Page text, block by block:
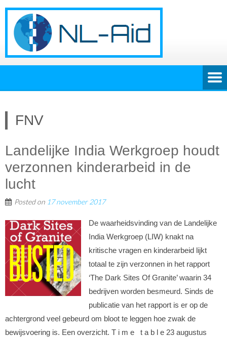
FNV
Landelijke India Werkgroep houdt
verzonnen kinderarbeid in de
lucht
Posted on 17 november 2017
De waarheidsvinding van de Landelijke
India Werkgroep (LIW) knakt na
kritische vragen en kinderarbeid lijkt
totaal te zijn verzonnen in het rapport
‘The Dark Sites Of Granite’ waarin 34
bedrijven worden besmeurd. Sinds de
publicatie van het rapport is er op de
achtergrond veel gebeurd om bloot te leggen hoe zwak de
bewijsvoering is. Een overzicht. T i m e t a b l e 23 augustus